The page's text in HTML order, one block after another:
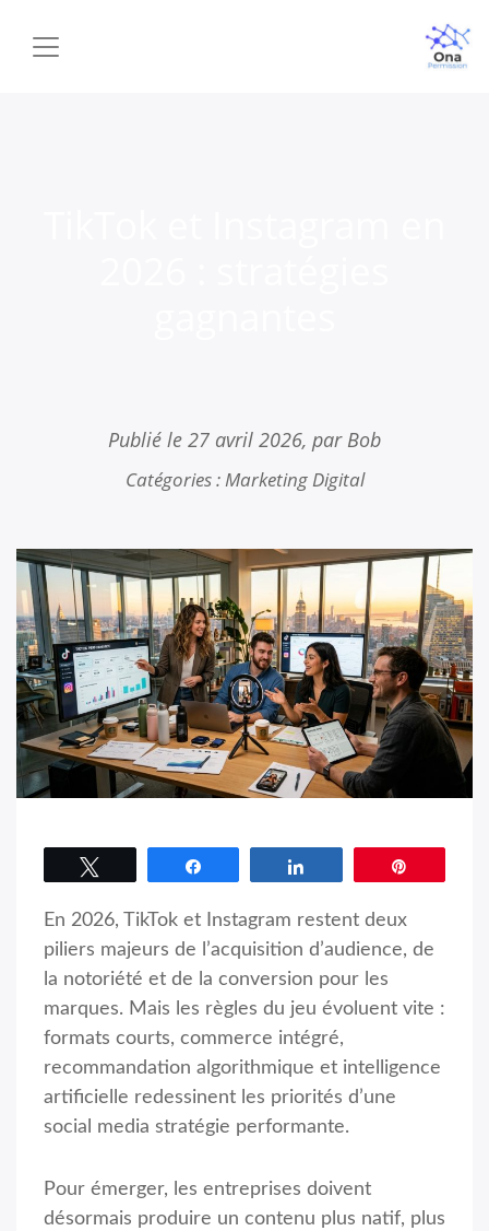
Publié le 27 avril 2026, par Bob
Catégories :Marketing Digital
En 2026, TikTok et Instagram restent deux
piliers majeurs de l’acquisition d’audience, de
la notoriété et de la conversion pour les
marques. Mais les règles du jeu évoluent vite :
formats courts, commerce intégré,
recommandation algorithmique et intelligence
artificielle redessinent les priorités d’une
social media stratégie performante.
Pour émerger, les entreprises doivent
désormais produire un contenu plus natif, plus